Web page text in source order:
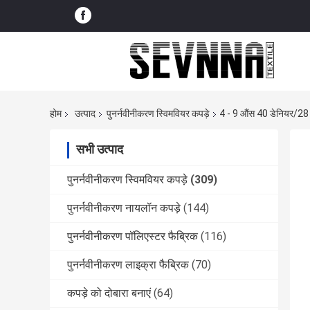
होम उत्पाद पुनर्नवीनीकरण स्विमवियर कपड़े 4 - 9 औंस 40 डेनियर/28
सभी उत्पाद
पुनर्नवीनीकरण स्विमवियर कपड़े (309)
पुनर्नवीनीकरण नायलॉन कपड़े (144)
पुनर्नवीनीकरण पॉलिएस्टर फैब्रिक (116)
पुनर्नवीनीकरण लाइक्रा फैब्रिक (70)
कपड़े को दोबारा बनाएं (64)